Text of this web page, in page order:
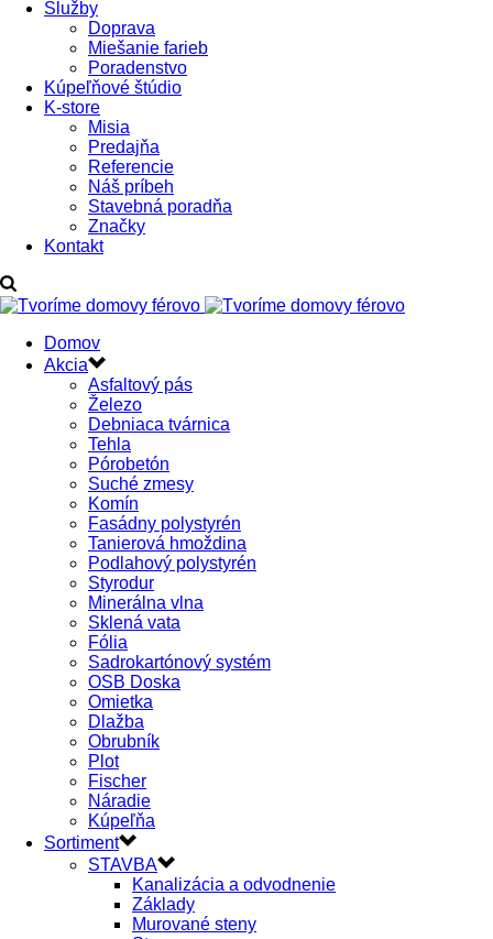
Služby
Doprava
Miešanie farieb
Poradenstvo
Kúpeľňové štúdio
K-store
Misia
Predajňa
Referencie
Náš príbeh
Stavebná poradňa
Značky
Kontakt
Domov
Akcia
Asfaltový pás
Železo
Debniaca tvárnica
Tehla
Pórobetón
Suché zmesy
Komín
Fasádny polystyrén
Tanierová hmoždina
Podlahový polystyrén
Styrodur
Minerálna vlna
Sklená vata
Fólia
Sadrokartónový systém
OSB Doska
Omietka
Dlažba
Obrubník
Plot
Fischer
Náradie
Kúpeľňa
Sortiment
STAVBA
Kanalizácia a odvodnenie
Základy
Murované steny